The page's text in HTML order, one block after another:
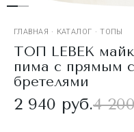
ГЛАВНАЯ · КАТАЛОГ · ТОПЫ
ТОП LEBEK
пима с прямым
бретелями
2 940 руб.4